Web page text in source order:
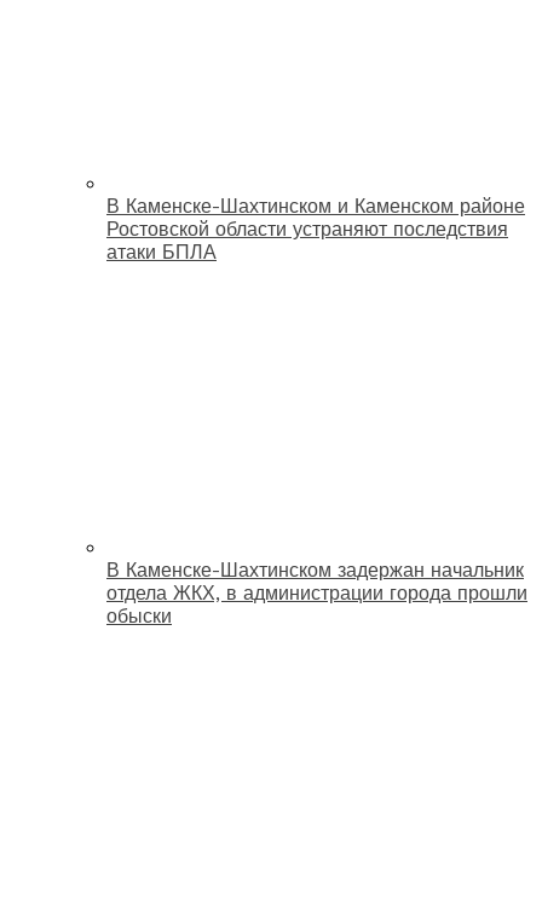
В Каменске-Шахтинском и Каменском районе
Ростовской области устраняют последствия
атаки БПЛА
В Каменске-Шахтинском задержан начальник
отдела ЖКХ, в администрации города прошли
обыски